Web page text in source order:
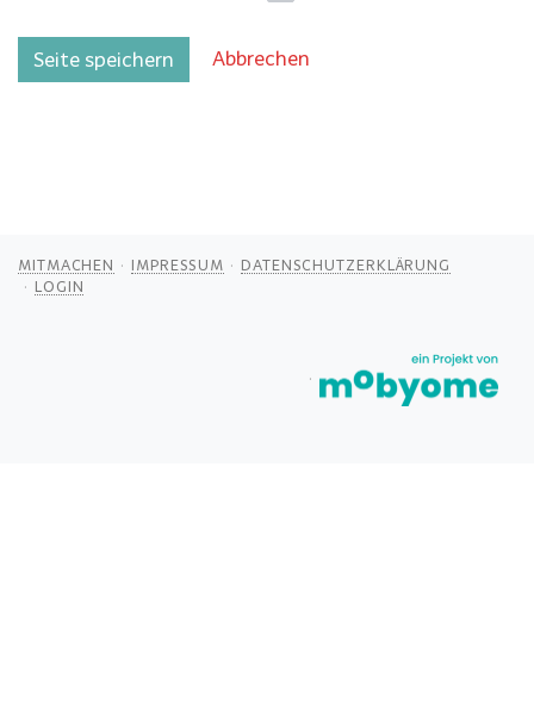
Seite speichern Abbrechen
MITMACHEN IMPRESSUM
DATENSCHUTZERKLÄRUNG
LOGIN